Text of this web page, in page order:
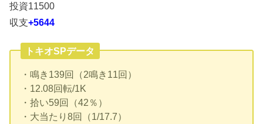
投資11500
収支+5644
トキオSPデータ
・鳴き139回（2鳴き11回）
・12.08回転/1K
・拾い59回（42％）
・大当たり8回（1/17.7）